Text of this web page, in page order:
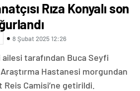
Rıza Konyalı son
8 Şubat 2025 12:26
ailesi tarafından Buca Seyfi
Hastanesi morgundan
Camisi’ne getirildi.